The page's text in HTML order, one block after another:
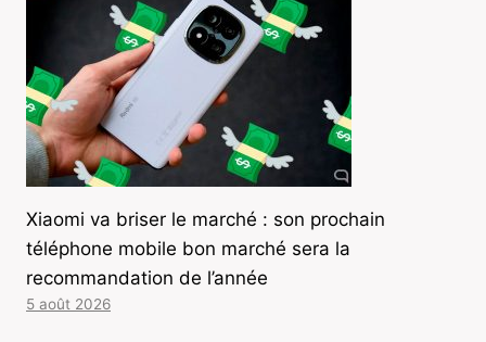
Xiaomi va briser le marché : son prochain
téléphone mobile bon marché sera la
recommandation de l’année
5 août 2026